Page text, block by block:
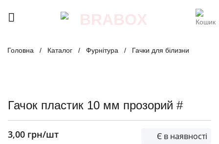
Головна / Каталог / Фурнітура / Гачки для білизни
Гачок пластик 10 мм прозорий #
3,00 грн/шт Є в наявності